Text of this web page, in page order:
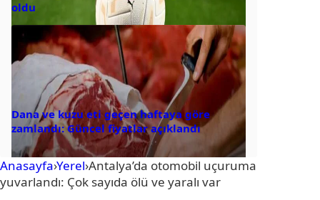
oldu
Dana ve kuzu eti geçen haftaya göre
zamlandı: Güncel fiyatlar açıklandı
Anasayfa›Yerel›Antalya’da otomobil uçuruma
yuvarlandı: Çok sayıda ölü ve yaralı var